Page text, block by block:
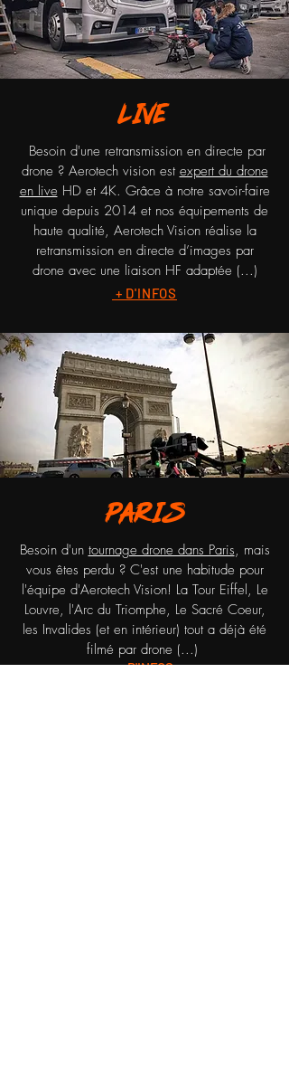
LIVE
Besoin d'une retransmission en directe par
drone ? Aerotech vision est expert du drone
en live HD et 4K. Grâce à notre savoir-faire
unique depuis 2014 et nos équipements de
haute qualité, Aerotech Vision réalise la
retransmission en directe d’images par
drone avec une liaison HF adaptée (...)
+ D'INFOS
PARIS
Besoin d'un tournage drone dans Paris, mais
vous êtes perdu ? C'est une habitude pour
l'équipe d'Aerotech Vision! La Tour Eiffel, Le
Louvre, l'Arc du Triomphe, Le Sacré Coeur,
les Invalides (et en intérieur) tout a déjà été
filmé par drone (...)
+ D'INFOS